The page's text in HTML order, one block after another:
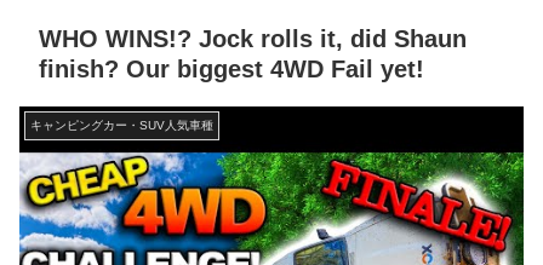
WHO WINS!? Jock rolls it, did Shaun
finish? Our biggest 4WD Fail yet!
キャンピングカー・SUV人気車種